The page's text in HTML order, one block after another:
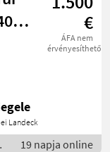
D
€
ÁFA nem
érvényesíthető
Landeck
19 napja online